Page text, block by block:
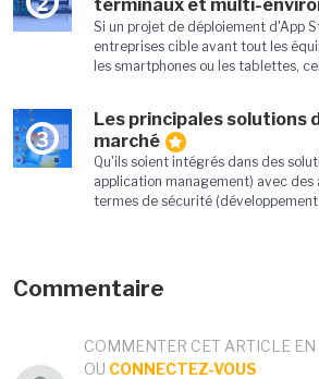
terminaux et multi-
Si un projet de déploiement d'App
entreprises cible avant tout les
les smartphones ou les tablettes,
3
Les principales solutions
marché
Qu'ils soient intégrés dans des
application management) avec
termes de sécurité (développement
Commentaire
COMMENTER CET ARTICLE EN
OU CONNECTEZ-VOUS